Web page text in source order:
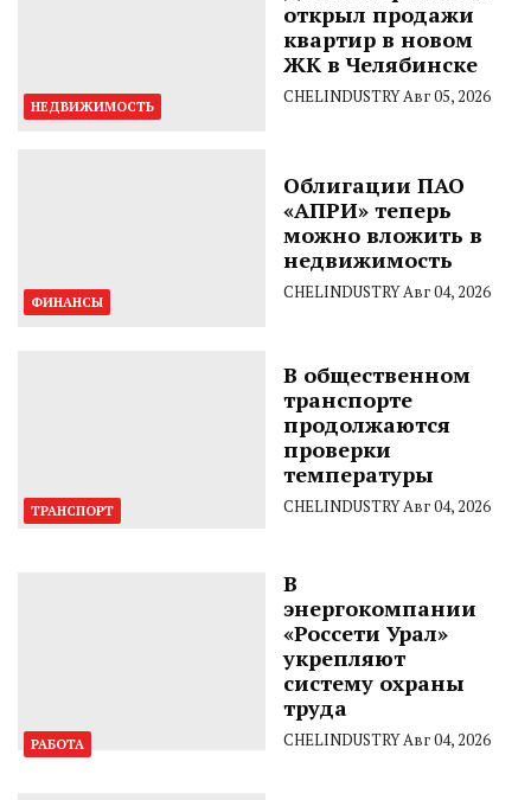
НЕДВИЖИМОСТЬ
открыл продажи
квартир в новом
ЖК в Челябинске
CHELINDUSTRYАвг 05, 2026
ФИНАНСЫ
Облигации ПАО
«АПРИ» теперь
можно вложить в
недвижимость
CHELINDUSTRYАвг 04, 2026
ТРАНСПОРТ
В общественном
транспорте
продолжаются
проверки
температуры
CHELINDUSTRYАвг 04, 2026
РАБОТА
В
энергокомпании
«Россети Урал»
укрепляют
систему охраны
труда
CHELINDUSTRYАвг 04, 2026